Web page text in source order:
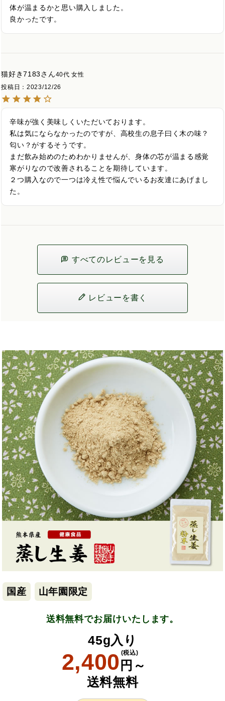
体が温まるかと思い購入しました。
良かったです。
猫好き7183 40代 女性
投稿日
2023/12/26
辛味が強く美味しくいただいております。
私は気にならなかったのですが、高校生の息子曰く木の味？
匂い？がするそうです。
まだ飲み始めのためわかりませんが、身体の芯が温まる感覚
寒がりなので改善されることを期待しています。
２つ購入なので一つは冷え性で悩んでいるお友達にあげまし
た。
すべてのレビューを見る
レビューを書く
国産 山年園限定
送料無料でお届けいたします。
45g入り
2,400 円～
(税込)
送料無料